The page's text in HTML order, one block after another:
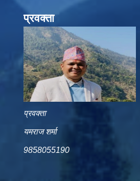
प्रवक्ता
प्रवक्ता
यमराज शर्मा
9858055190